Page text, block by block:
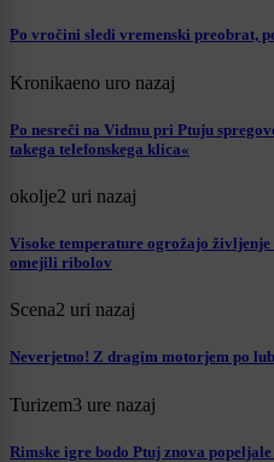
Po vročini sledi vremenski preobrat,
Kronikaeno uro nazaj
Po nesreči na Vidmu pri Ptuju
takega telefonskega klica«
okolje2 uri nazaj
Visoke temperature ogrožajo življenje
omejili ribolov
Scena2 uri nazaj
Neverjetno! Z dragim motorjem po
Turizem3 ure nazaj
Rimske igre bodo Ptuj znova